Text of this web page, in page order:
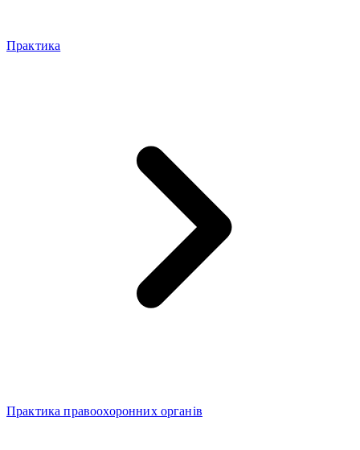
Практика
Практика правоохоронних органів